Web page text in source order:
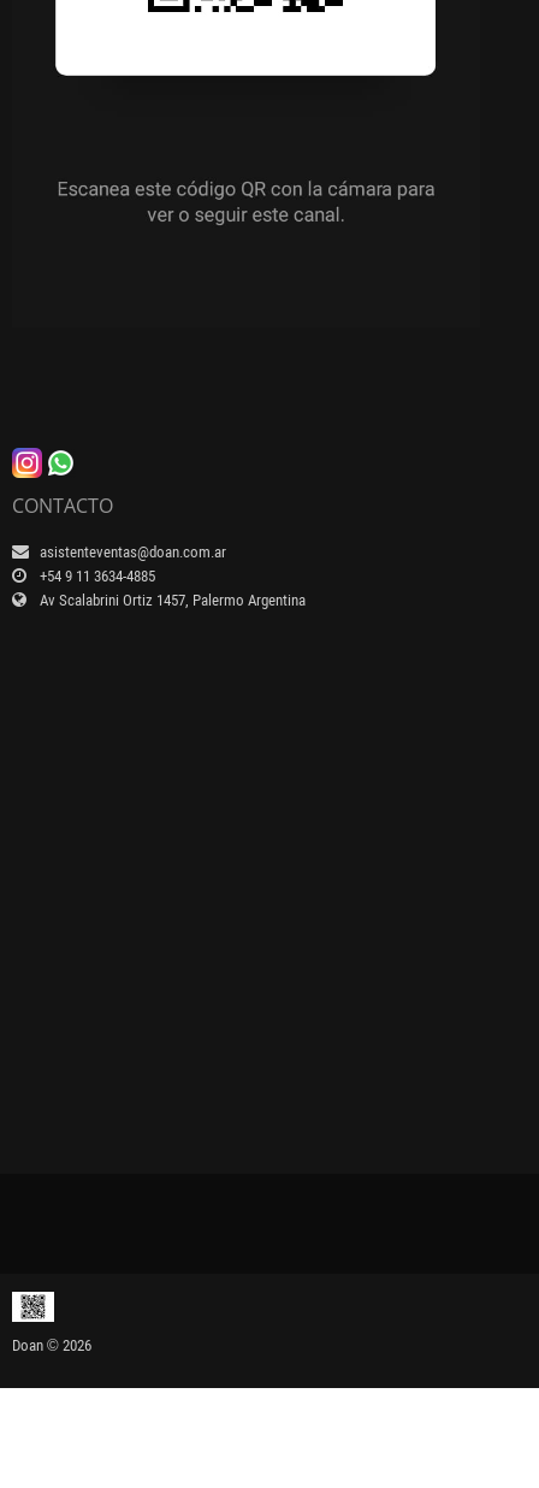
CONTACTO
asistenteventas@doan.com.ar
+54 9 11 3634-4885
Av Scalabrini Ortiz 1457, Palermo Argentina
Doan © 2026